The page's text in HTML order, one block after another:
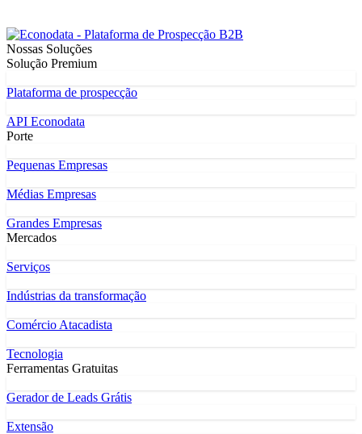
Nossas Soluções
Solução Premium
Plataforma de prospecção
API Econodata
Porte
Pequenas Empresas
Médias Empresas
Grandes Empresas
Mercados
Serviços
Indústrias da transformação
Comércio Atacadista
Tecnologia
Ferramentas Gratuitas
Gerador de Leads Grátis
Extensão